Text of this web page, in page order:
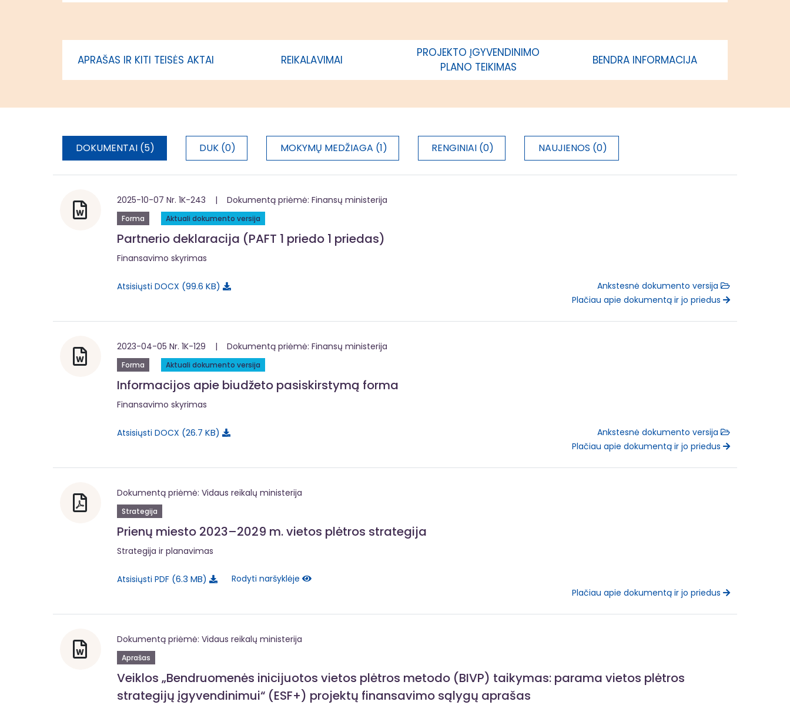
teritorijoje; savivaldybės, kurios teritorijoje
administracija
APRAŠAS IR KITI TEISĖS AKTAI REIKALAVIMAI
PROJEKTO ĮGYVENDINIMO
PLANO TEIKIMAS
BENDRA INFORMACIJA
DOKUMENTAI (5) DUK (0) MOKYMŲ MEDŽIAGA (1) RENGINIAI (0) NAUJIENOS (0)
2025-10-07 Nr. 1K-243 | Dokumentą priėmė: Finansų ministerija
Forma Aktuali dokumento versija
Partnerio deklaracija (PAFT 1 priedo 1 priedas)
Finansavimo skyrimas
Atsisiųsti DOCX 99.6 KB
Ankstesnė dokumento versija
Plačiau apie dokumentą ir jo priedus
2023-04-05 Nr. 1K-129 | Dokumentą priėmė: Finansų ministerija
Forma Aktuali dokumento versija
Informacijos apie biudžeto pasiskirstymą forma
Finansavimo skyrimas
Atsisiųsti DOCX 26.7 KB
Ankstesnė dokumento versija
Plačiau apie dokumentą ir jo priedus
Dokumentą priėmė: Vidaus reikalų ministerija
Strategija
Prienų miesto 2023–2029 m. vietos plėtros strategija
Strategija ir planavimas
Atsisiųsti PDF 6.3 MB
Rodyti naršyklėje
Plačiau apie dokumentą ir jo priedus
Dokumentą priėmė: Vidaus reikalų ministerija
Aprašas
Veiklos „Bendruomenės inicijuotos vietos plėtros metodo (BIVP) taikymas: parama vietos plėtros
strategijų įgyvendinimui“ (ESF+) projektų finansavimo sąlygų aprašas